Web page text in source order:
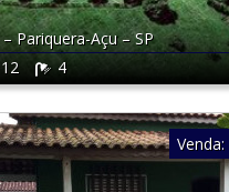
–Pariquera-Açu –SP
12 4
Venda: